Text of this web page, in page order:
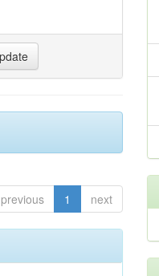
previous 1 next